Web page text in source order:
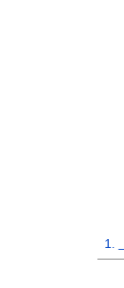
1.